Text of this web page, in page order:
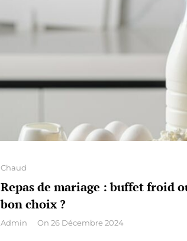
GÂTEAU
CHOCOLAT
À
CHAQUE
Categories
Chaud
Repas de mariage : buffet froid
bon choix ?
By
Admin On 26 Décembre 2024